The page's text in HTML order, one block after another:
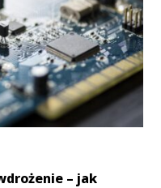
– jak